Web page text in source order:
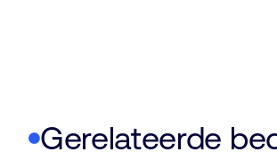
Gerelateerde